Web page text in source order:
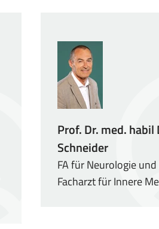
Prof. Dr. med.
Schneider
FA für Neurologie
Facharzt für Innere